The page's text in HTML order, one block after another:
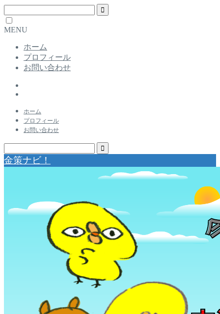
MENU
ホーム
プロフィール
お問い合わせ
ホーム
プロフィール
お問い合わせ
金策ナビ！